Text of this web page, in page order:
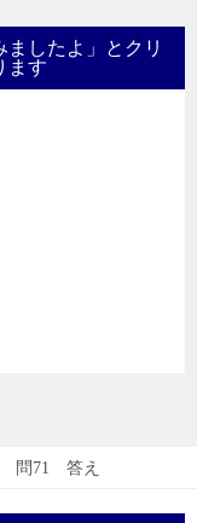
したよ」とクリ
ます
問71 答え